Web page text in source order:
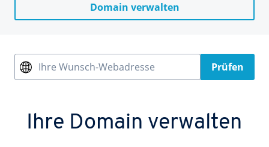
Domain verwalten
Ihre Wunsch-Webadresse Prüfen
Ihre Domain verwalten